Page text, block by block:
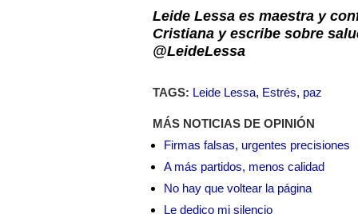
Leide Lessa es maestra y
Cristiana y escribe sobre
@LeideLessa
TAGS: Leide Lessa, Estrés, paz
MÁS NOTICIAS DE OPINIÓN
Firmas falsas, urgentes precisiones
A más partidos, menos calidad
No hay que voltear la página
Le dedico mi silencio